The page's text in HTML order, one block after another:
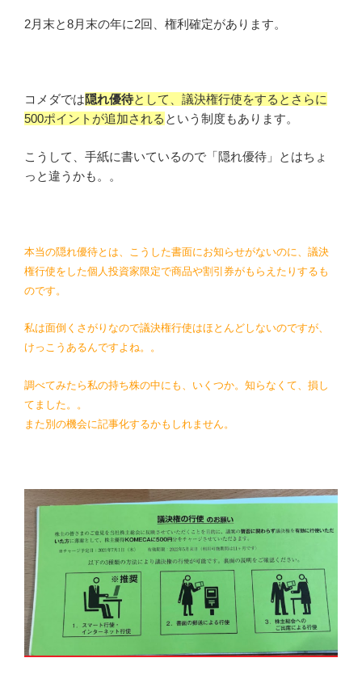
2月末と8月末の年に2回、権利確定があります。
コメダでは隠れ優待として、議決権行使をするとさらに
500ポイントが追加される という制度もあります。
こうして、手紙に書いているので「隠れ優待」とはちょ
っと違うかも。。
本当の隠れ優待とは、こうした書面にお知らせがないのに、議決
権行使をした個人投資家限定で商品や割引券がもらえたりするも
のです。
私は面倒くさがりなので議決権行使はほとんどしないのですが、
けっこうあるんですよね。。
調べてみたら私の持ち株の中にも、いくつか。知らなくて、損し
てました。。
また別の機会に記事化するかもしれません。